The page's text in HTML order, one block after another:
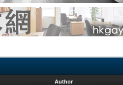
Author